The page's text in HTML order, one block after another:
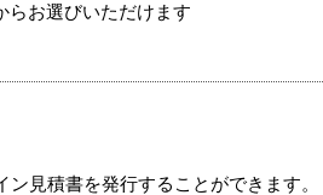
お選びいただけます
見積書を発行することができます。